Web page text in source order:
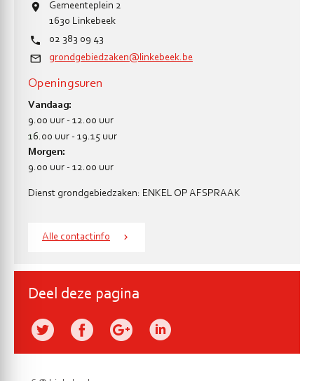
Gemeenteplein 2
1630 Linkebeek
02 383 09 43
grondgebiedzaken@linkebeek.be
Openingsuren
Vandaag:
9.00 uur - 12.00 uur
en
16.00 uur - 19.15 uur
Morgen:
9.00 uur - 12.00 uur
Dienst grondgebiedzaken: ENKEL OP AFSPRAAK
Alle contactinfo
Deel deze pagina